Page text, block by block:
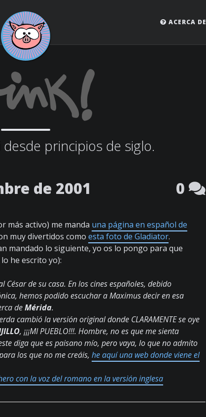
ACERCA DE
principios de siglo.
de 2001 0
más activo) me manda una página en español de
muy divertidos como esta foto de Gladiator.
mandado lo siguiente, yo os lo pongo para que
he escrito yo):
de su casa. En los cines españoles, debido
hemos podido escuchar a Maximus decir en esa
deMérida.
cambió la versión original donde CLARAMENTE se oye
, ¡¡¡MI PUEBLO!!!. Hombre, no es que me sienta
diga que es paisano mío, pero vaya, lo que no admito
los que no me creáis, he aquí una web donde viene el
con la voz del romano en la versión inglesa